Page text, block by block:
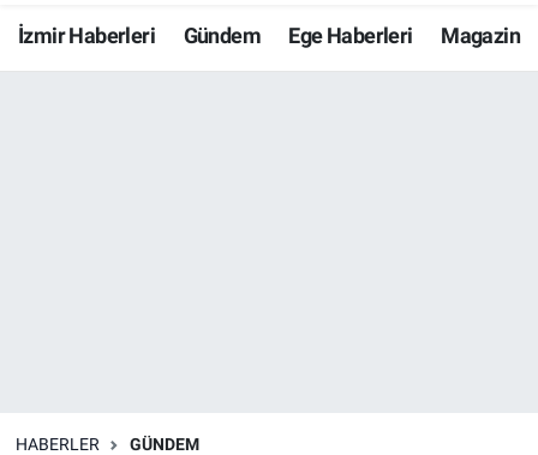
İzmir Haberleri Gündem Ege Haberleri Magazin
HABERLER GÜNDEM
Resmi İlanlar